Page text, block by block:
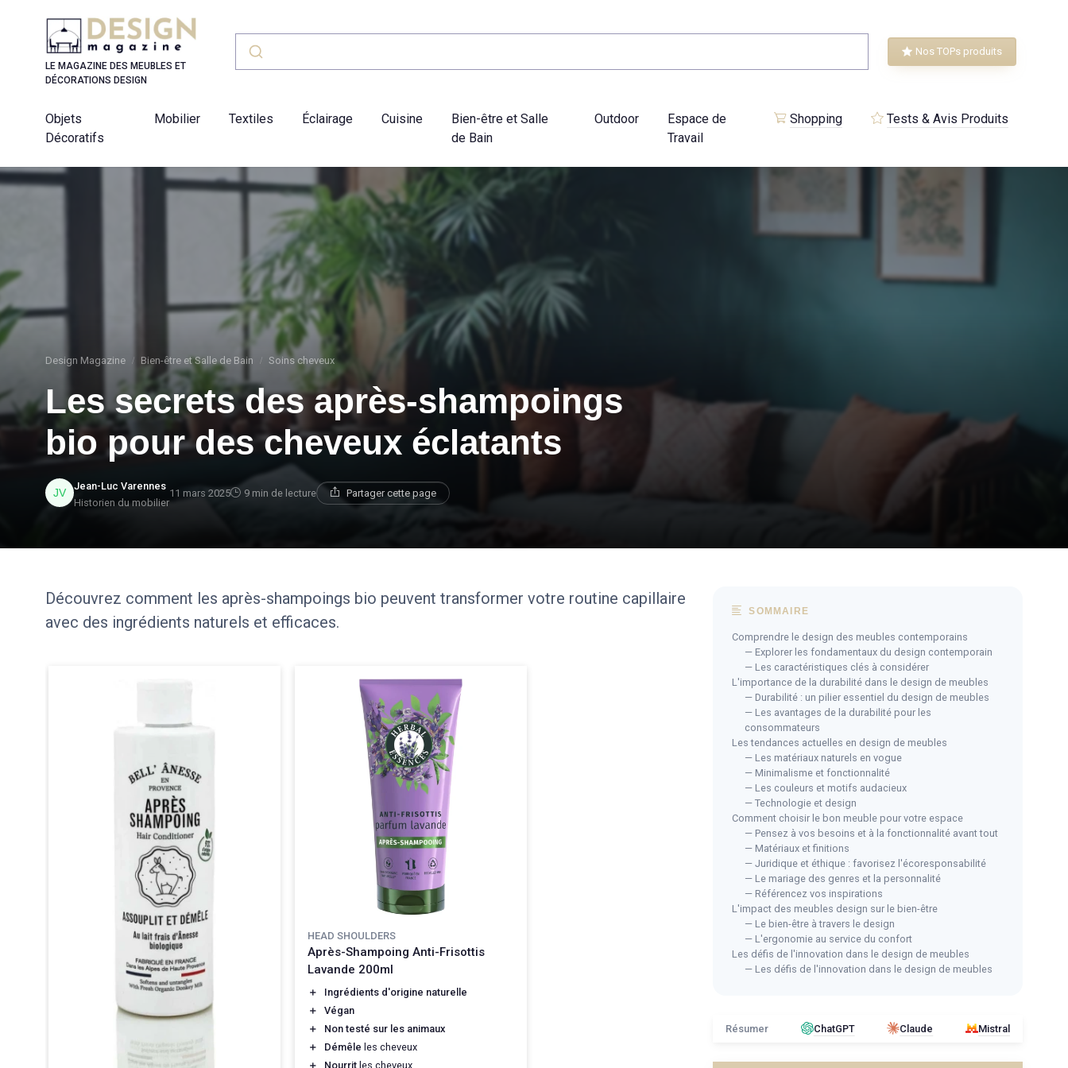
LE MAGAZINE DES MEUBLES ET
DÉCORATIONS DESIGN
Nos TOPs produits
Objets
Décoratifs
Mobilier Textiles Éclairage Cuisine
Bien-être et Salle
de Bain
Outdoor
Espace de
Travail
Shopping Tests & Avis Produits
Design Magazine Bien-être et Salle de Bain Soins cheveux
Les secrets des après-shampoings
bio pour des cheveux éclatants
Jean-Luc Varennes
Historien du mobilier
11 mars 2025 9 min de lecture Partager cette page
Découvrez comment les après-shampoings bio peuvent transformer votre routine capillaire
avec des ingrédients naturels et efficaces.
HEAD SHOULDERS
Après-Shampoing Anti-Frisottis
Lavande 200ml
＋
Ingrédients d'origine naturelle
＋
Végan
＋
Non testé sur les animaux
＋
Démêle les cheveux
＋
Nourrit les cheveux
SOMMAIRE
Comprendre le design des meubles contemporains
— Explorer les fondamentaux du design contemporain
— Les caractéristiques clés à considérer
L'importance de la durabilité dans le design de meubles
— Durabilité : un pilier essentiel du design de meubles
— Les avantages de la durabilité pour les
consommateurs
Les tendances actuelles en design de meubles
— Les matériaux naturels en vogue
— Minimalisme et fonctionnalité
— Les couleurs et motifs audacieux
— Technologie et design
Comment choisir le bon meuble pour votre espace
— Pensez à vos besoins et à la fonctionnalité avant tout
— Matériaux et finitions
— Juridique et éthique : favorisez l'écoresponsabilité
— Le mariage des genres et la personnalité
— Référencez vos inspirations
L'impact des meubles design sur le bien-être
— Le bien-être à travers le design
— L'ergonomie au service du confort
Les défis de l'innovation dans le design de meubles
— Les défis de l'innovation dans le design de meubles
Résumer ChatGPT Claude Mistral